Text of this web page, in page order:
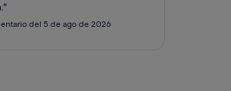
del 5 de ago de 2026